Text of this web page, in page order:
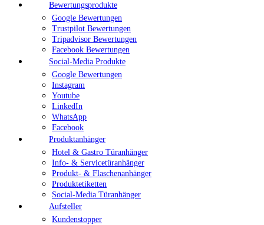
Bewertungsprodukte
Google Bewertungen
Trustpilot Bewertungen
Tripadvisor Bewertungen
Facebook Bewertungen
Social-Media Produkte
Google Bewertungen
Instagram
Youtube
LinkedIn
WhatsApp
Facebook
Produktanhänger
Hotel & Gastro Türanhänger
Info- & Servicetüranhänger
Produkt- & Flaschenanhänger
Produktetiketten
Social-Media Türanhänger
Aufsteller
Kundenstopper